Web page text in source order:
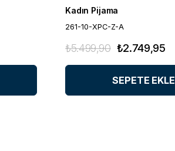
Kadın Pijama
261-10-XPC-Z-A
₺2.749,95
₺5.499,90
SEPETE EKLE